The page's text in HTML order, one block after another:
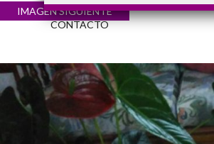
CONTACTO
IMAGEN SIGUIENTE